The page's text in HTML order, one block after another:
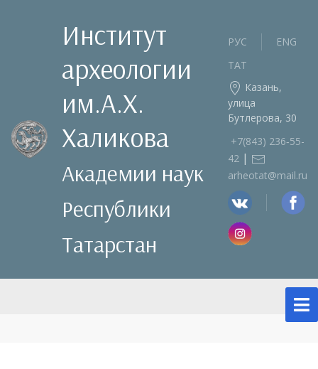
Институт
археологии
им.А.Х.
Халикова
Академии наук
Республики
Татарстан
РУС
ENG
ТАТ
Казань,
улица
Бутлерова, 30
+7(843) 236‑55-
42 |
arheotat@mail.ru